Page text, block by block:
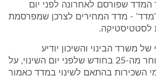
1982 עד המדד שפורסם לאחרונה לפני יום
'מדד' - מדד המחירים לצרכן שמפרסמת
לסטטיסטיקה.
משרד הבינוי והשיכון יודיע
ברשומות, לא יאוחר מה-25 בחודש שלפני יום השינוי, על
השכירות בהתאם לשינוי במדד כאמור